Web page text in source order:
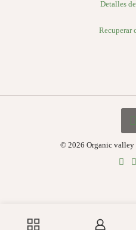
Detalles
Recuperar
© 2026 Organic valley